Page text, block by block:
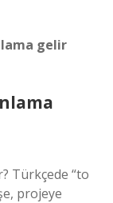
gelir
Türkçede “to
projeye